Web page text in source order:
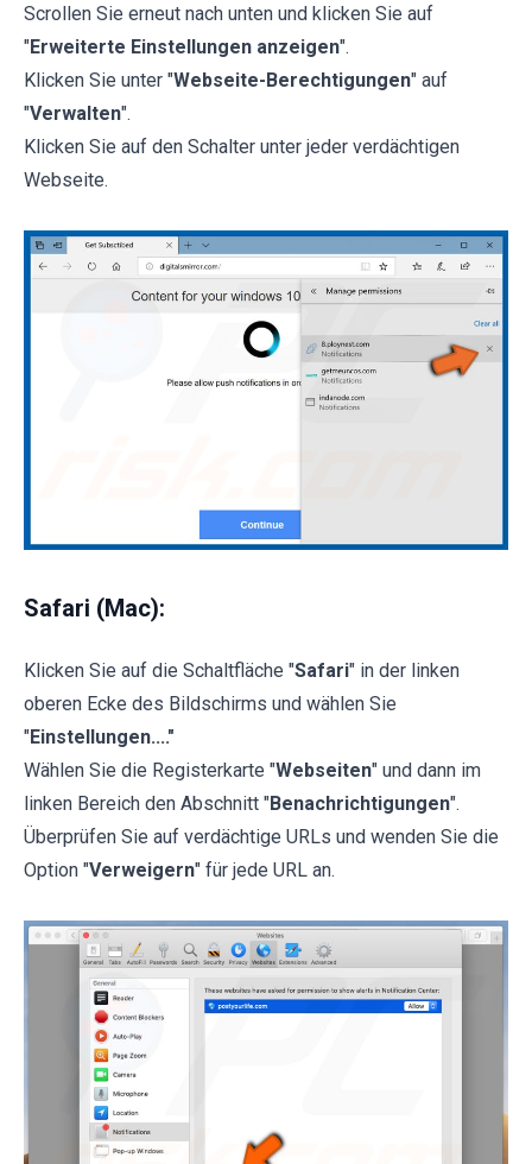
Scrollen Sie erneut nach unten und klicken Sie auf
"Erweiterte Einstellungen anzeigen".
Klicken Sie unter "Webseite-Berechtigungen" auf
"Verwalten".
Klicken Sie auf den Schalter unter jeder verdächtigen
Webseite.
Safari (Mac):
Klicken Sie auf die Schaltfläche "Safari" in der linken
oberen Ecke des Bildschirms und wählen Sie
"Einstellungen...."
Wählen Sie die Registerkarte "Webseiten" und dann im
linken Bereich den Abschnitt "Benachrichtigungen".
Überprüfen Sie auf verdächtige URLs und wenden Sie die
Option "Verweigern" für jede URL an.